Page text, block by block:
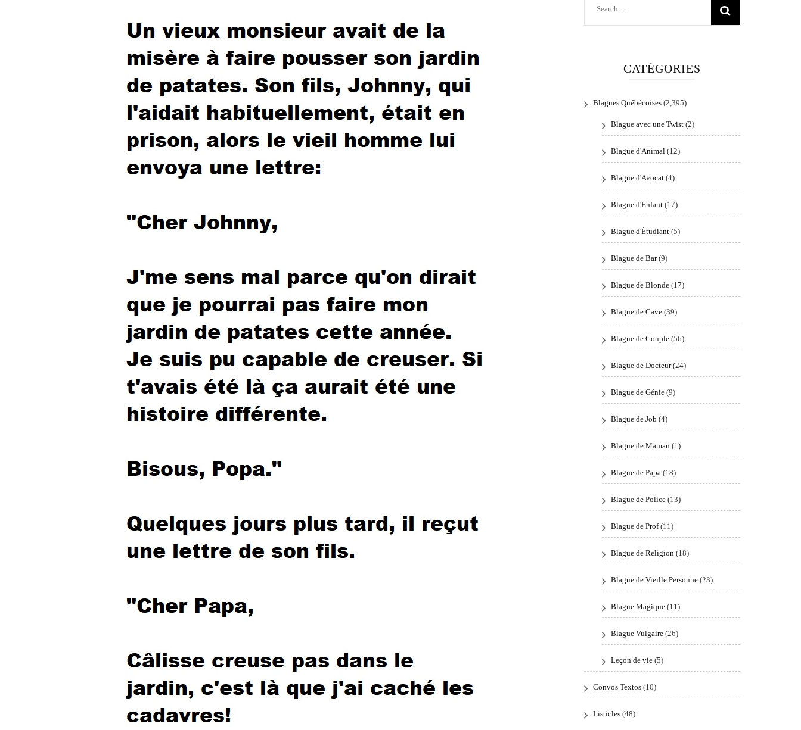
Search
CATÉGORIES
Blagues Québécoises(2,395)
Blague avec une Twist(2)
Blague d'Animal(12)
Blague d'Avocat(4)
Blague d'Enfant(17)
Blague d'Étudiant(5)
Blague de Bar(9)
Blague de Blonde(17)
Blague de Cave(39)
Blague de Couple(56)
Blague de Docteur(24)
Blague de Génie(9)
Blague de Job (4)
Blague de Maman(1)
Blague de Papa(18)
Blague de Police(13)
Blague de Prof(11)
Blague de Religion(18)
Blague de Vieille Personne(23)
Blague Magique(11)
Blague Vulgaire(26)
Leçon de vie(5)
Convos Textos(10)
Listicles(48)